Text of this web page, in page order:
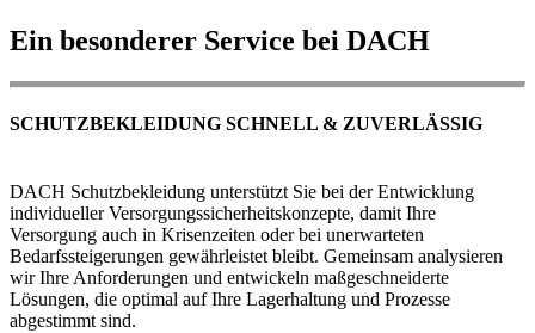
Ein besonderer Service bei DACH
SCHUTZBEKLEIDUNG SCHNELL & ZUVERLÄSSIG
DACH Schutzbekleidung unterstützt Sie bei der Entwicklung
individueller Versorgungssicherheitskonzepte, damit Ihre
Versorgung auch in Krisenzeiten oder bei unerwarteten
Bedarfssteigerungen gewährleistet bleibt. Gemeinsam analysieren
wir Ihre Anforderungen und entwickeln maßgeschneiderte
Lösungen, die optimal auf Ihre Lagerhaltung und Prozesse
abgestimmt sind.